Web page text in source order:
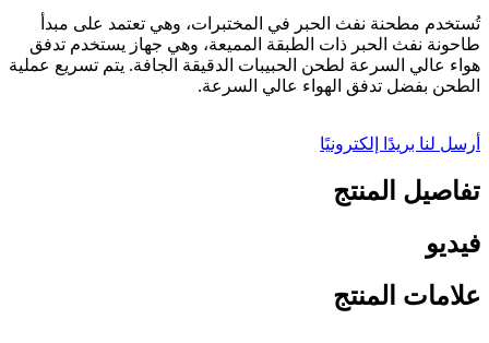
تُستخدم مطحنة نفث الحبر في المختبرات، وهي تعتمد على مبدأ
طاحونة نفث الحبر ذات الطبقة المميعة، وهي جهاز يستخدم تدفق
هواء عالي السرعة لطحن الحبيبات الدقيقة الجافة. يتم تسريع عملية
الطحن بفضل تدفق الهواء عالي السرعة.
أرسل لنا بريدًا إلكترونيًا
تفاصيل المنتج
فيديو
علامات المنتج